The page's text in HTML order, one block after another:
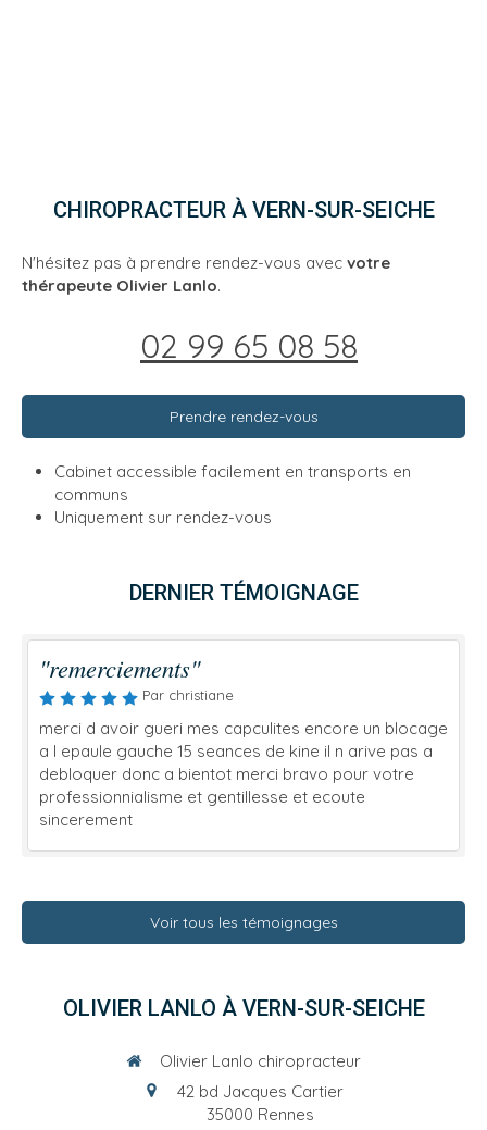
CHIROPRACTEUR À VERN-SUR-SEICHE
N'hésitez pas à prendre rendez-vous avec votre
thérapeute Olivier Lanlo.
02 99 65 08 58
Prendre rendez-vous
Cabinet accessible facilement en transports en
communs
Uniquement sur rendez-vous
DERNIER TÉMOIGNAGE
"remerciements"
Par christiane
merci d avoir gueri mes capculites encore un blocage
a l epaule gauche 15 seances de kine il n arive pas a
debloquer donc a bientot merci bravo pour votre
professionnialisme et gentillesse et ecoute
sincerement
Voir tous les témoignages
OLIVIER LANLO À VERN-SUR-SEICHE
Olivier Lanlo chiropracteur
42 bd Jacques Cartier
35000 Rennes